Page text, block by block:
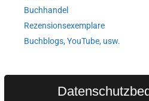
Buchhandel
Rezensionsexemplare
Buchblogs, YouTube, usw.